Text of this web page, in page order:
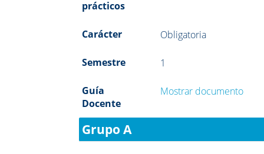
prácticos
Carácter Obligatoria
Semestre 1
Guía
Docente
Mostrar documento
Grupo A